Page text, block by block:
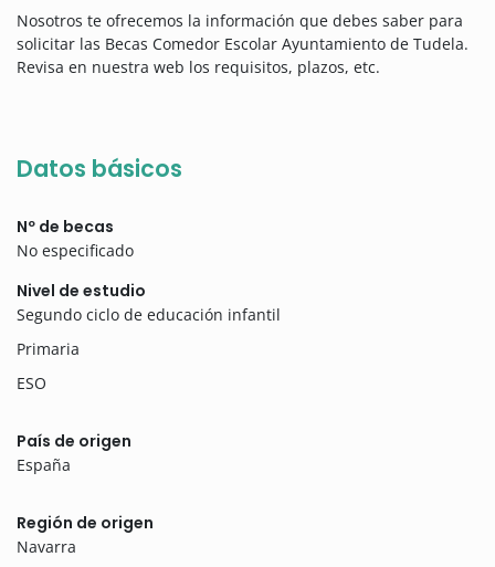
Nosotros te ofrecemos la información que debes saber para
solicitar las Becas Comedor Escolar Ayuntamiento de Tudela.
Revisa en nuestra web los requisitos, plazos, etc.
Datos básicos
Nº de becas
No especificado
Nivel de estudio
Segundo ciclo de educación infantil
Primaria
ESO
País de origen
España
Región de origen
Navarra